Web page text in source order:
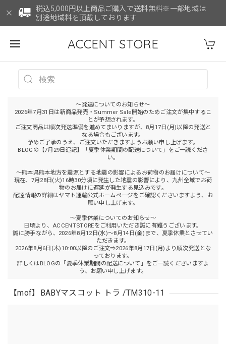
税込5,000円以上商品ご購入で送料無料※一部地域は
別途地域料を頂戴しております
ACCENT STORE
～発送についてのお知らせ～
2026年7月31日は新商品発売・Summer Sale開始のためご注文が集中するこ
とが予想されます。
ご注文商品は順次発送準備を進めてまいりますが、8月17日(月)以降の発送と
なる場合もございます。
予めご了承のうえ、ご注文いただきますようお願い申し上げます。
BLOGの【7月29日追記】「夏季休業期間の配送について」をご一読くださ
い。
～熊本県熊本地方を震源とする地震の影響によるお荷物のお届けについて～
現在、7月28日(火)16時30分頃に発生した地震の影響により、九州全域でお荷
物のお届けに遅延が発生する見込みです。
配達情報の詳細はヤマト運輸公式ホームページをご確認くださいますよう、お
願い申し上げます。
～夏季休業についてのお知らせ～
日頃より、ACCENTSTOREをご利用いただき誠に有難うございます。
誠に勝手ながら、2026年8月12日(水)～8月14日(金)まで、夏季休業とさせてい
ただきます。
2026年8月6日(木)10:00以降のご注文⇒2026年8月17日(月)より順次発送とな
っております。
詳しくはBLOGの「夏季休業期間の配送について」をご一読くださいますよ
う、お願い申し上げます。
【mof】BABYマスコット トラ /TM310-11